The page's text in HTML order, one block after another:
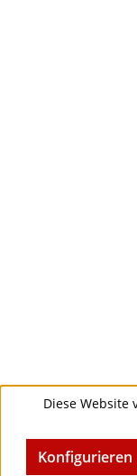
Diese Website
Konfigurieren